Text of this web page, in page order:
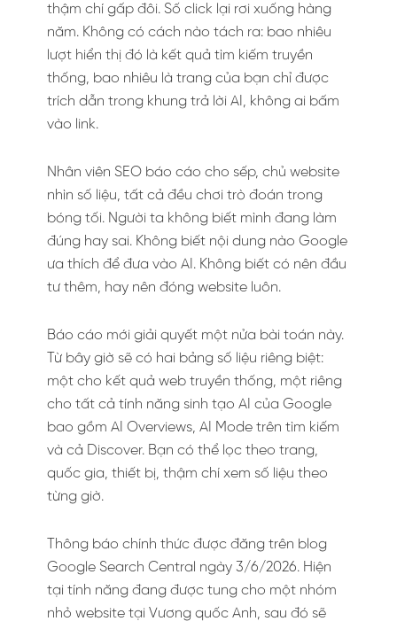
thậm chí gấp đôi. Số click lại rơi xuống hàng
năm. Không có cách nào tách ra: bao nhiêu
lượt hiển thị đó là kết quả tìm kiếm truyền
thống, bao nhiêu là trang của bạn chỉ được
trích dẫn trong khung trả lời AI, không ai bấm
vào link.
Nhân viên SEO báo cáo cho sếp, chủ website
nhìn số liệu, tất cả đều chơi trò đoán trong
bóng tối. Người ta không biết mình đang làm
đúng hay sai. Không biết nội dung nào Google
ưa thích để đưa vào AI. Không biết có nên đầu
tư thêm, hay nên đóng website luôn.
Báo cáo mới giải quyết một nửa bài toán này.
Từ bây giờ sẽ có hai bảng số liệu riêng biệt:
một cho kết quả web truyền thống, một riêng
cho tất cả tính năng sinh tạo AI của Google
bao gồm AI Overviews, AI Mode trên tìm kiếm
và cả Discover. Bạn có thể lọc theo trang,
quốc gia, thiết bị, thậm chí xem số liệu theo
từng giờ.
Thông báo chính thức được đăng trên blog
Google Search Central ngày 3/6/2026. Hiện
tại tính năng đang được tung cho một nhóm
nhỏ website tại Vương quốc Anh, sau đó sẽ